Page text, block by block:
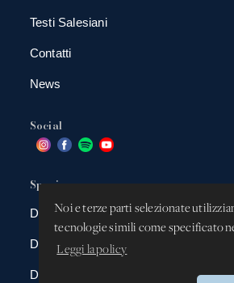
Noi e terze parti selezionate
tecnologie simili come specificato
Leggi la policy
Testi Salesiani
Contatti
News
Social
Spazio app
DBAnima
DBContest
DBDrive